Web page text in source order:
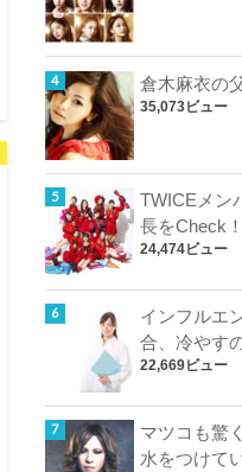
倉木麻衣の
35,073ビュー
TWICEメン
長をCheck！
24,474ビュー
インフルエ
合、冷やす
22,669ビュー
マツコも驚
水をつけて